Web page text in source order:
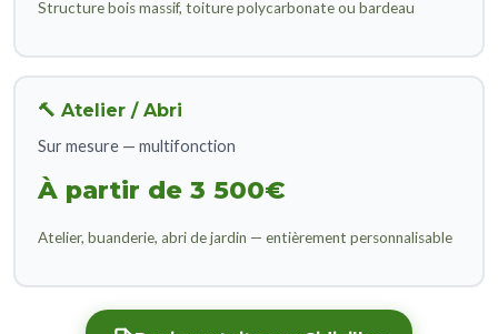
Structure bois massif, toiture polycarbonate ou bardeau
🔨 Atelier / Abri
Sur mesure — multifonction
À partir de 3 500€
Atelier, buanderie, abri de jardin — entièrement personnalisable